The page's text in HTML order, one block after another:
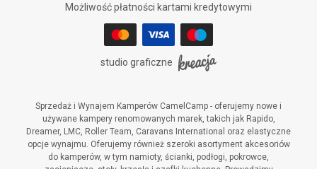
Możliwość płatności kartami kredytowymi
studio graficzne
Sprzedaż i Wynajem Kamperów CamelCamp - oferujemy nowe i
używane kampery renomowanych marek, takich jak Rapido,
Dreamer, LMC, Roller Team, Caravans International oraz elastyczne
opcje wynajmu. Oferujemy również szeroki asortyment akcesoriów
do kamperów, w tym namioty, ścianki, podłogi, pokrowce,